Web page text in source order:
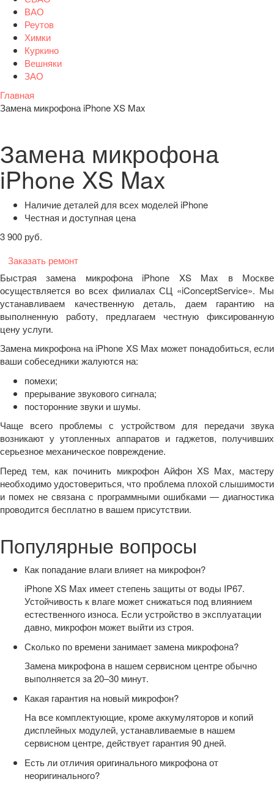
ВАО
Реутов
Химки
Куркино
Вешняки
ЗАО
Главная
Замена микрофона iPhone XS Max
Замена микрофона
iPhone XS Max
Наличие деталей для всех моделей iPhone
Честная и доступная цена
3 900 руб.
Заказать ремонт
Быстрая замена микрофона iPhone XS Max в Москве
осуществляется во всех филиалах СЦ «iConceptService». Мы
устанавливаем качественную деталь, даем гарантию на
выполненную работу, предлагаем честную фиксированную
цену услуги.
Замена микрофона на iPhone XS Max может понадобиться, если
ваши собеседники жалуются на:
помехи;
прерывание звукового сигнала;
посторонние звуки и шумы.
Чаще всего проблемы с устройством для передачи звука
возникают у утопленных аппаратов и гаджетов, получивших
серьезное механическое повреждение.
Перед тем, как починить микрофон Айфон XS Max, мастеру
необходимо удостовериться, что проблема плохой слышимости
и помех не связана с программными ошибками — диагностика
проводится бесплатно в вашем присутствии.
Популярные вопросы
Как попадание влаги влияет на микрофон?
iPhone XS Max имеет степень защиты от воды IP67.
Устойчивость к влаге может снижаться под влиянием
естественного износа. Если устройство в эксплуатации
давно, микрофон может выйти из строя.
Сколько по времени занимает замена микрофона?
Замена микрофона в нашем сервисном центре обычно
выполняется за 20–30 минут.
Какая гарантия на новый микрофон?
На все комплектующие, кроме аккумуляторов и копий
дисплейных модулей, устанавливаемые в нашем
сервисном центре, действует гарантия 90 дней.
Есть ли отличия оригинального микрофона от
неоригинального?